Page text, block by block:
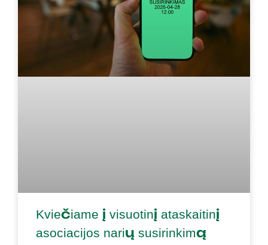
Kviečiame į visuotinį ataskaitinį
asociacijos narių susirinkimą